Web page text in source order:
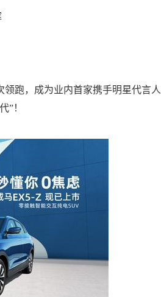
跑，成为业内首家携手明星代言人
”！